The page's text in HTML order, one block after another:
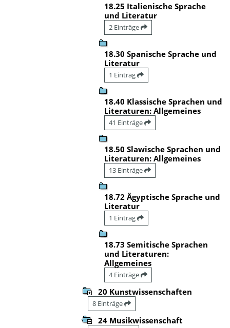
18.25 Italienische Sprache
und Literatur
2 Einträge
18.30 Spanische Sprache und
Literatur
1 Eintrag
18.40 Klassische Sprachen und
Literaturen: Allgemeines
41 Einträge
18.50 Slawische Sprachen und
Literaturen: Allgemeines
13 Einträge
18.72 Ägyptische Sprache und
Literatur
1 Eintrag
18.73 Semitische Sprachen
und Literaturen:
Allgemeines
4 Einträge
20 Kunstwissenschaften
8 Einträge
24 Musikwissenschaft